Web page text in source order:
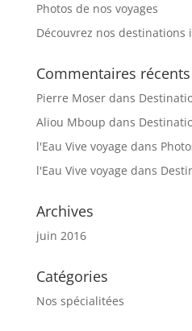
Photos de nos voyages
Découvrez nos destinations
Commentaires récents
Pierre Moserdans
Aliou Mboup dans
l'Eau Vive voyage dans
l'Eau Vive voyage dans
Archives
juin 2016
Catégories
Nos spécialitées